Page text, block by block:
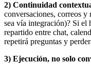
2) Continuidad
conversaciones, correos
sea vía integración)? Si el
repartido entre chat,
repetirá preguntas y
3) Ejecución, no solo